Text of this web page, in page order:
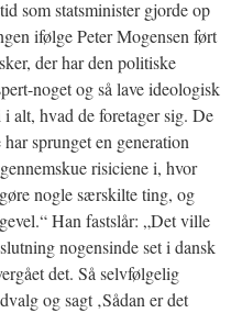
som statsminister gjorde op
ifølge Peter Mogensen ført
der har den politiske
noget og så lave ideologisk
alt, hvad de foretager sig. De
sprunget en generation
risiciene i, hvor
nogle særskilte ting, og
Han fastslår: „Det ville
nogensinde set i dansk
det. Så selvfølgelig
og sagt ‚Sådan er det